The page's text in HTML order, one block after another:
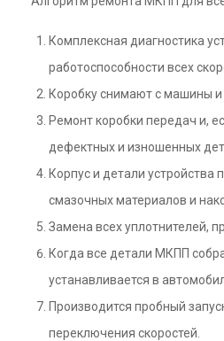
Комплексная диагностика
работоспособности всех
Коробку снимают с машины
Ремонт коробки передач и,
дефектных и изношенных
Корпус и детали устройства
смазочных материалов и
Замена всех уплотнителей,
Когда все детали МКПП
устанавливается в
Производится пробный
переключения скоростей.